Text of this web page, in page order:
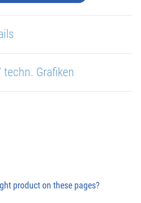
Grafiken
product on these pages?